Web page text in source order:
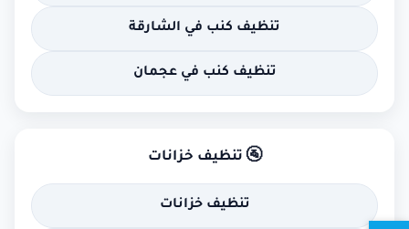
تنظيف كنب في الشارقة
تنظيف كنب في عجمان
🚰 تنظيف خزانات
تنظيف خزانات